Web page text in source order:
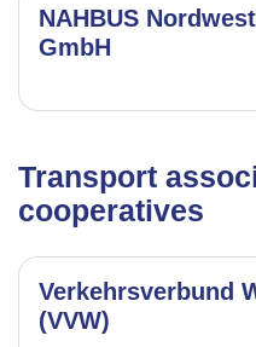
NAHBUS
GmbH
Transport
cooperatives
Verkehrsverbund
(VVW)